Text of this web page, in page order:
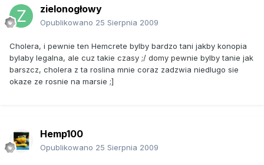
zielonogłowy
Opublikowano 25 Sierpnia 2009
Cholera, i pewnie ten Hemcrete bylby bardzo tani jakby konopia
bylaby legalna, ale cuz takie czasy ;/ domy pewnie bylby tanie jak
barszcz, cholera z ta roslina mnie coraz zadzwia niedlugo sie
okaze ze rosnie na marsie ;]
Hemp100
Opublikowano 25 Sierpnia 2009